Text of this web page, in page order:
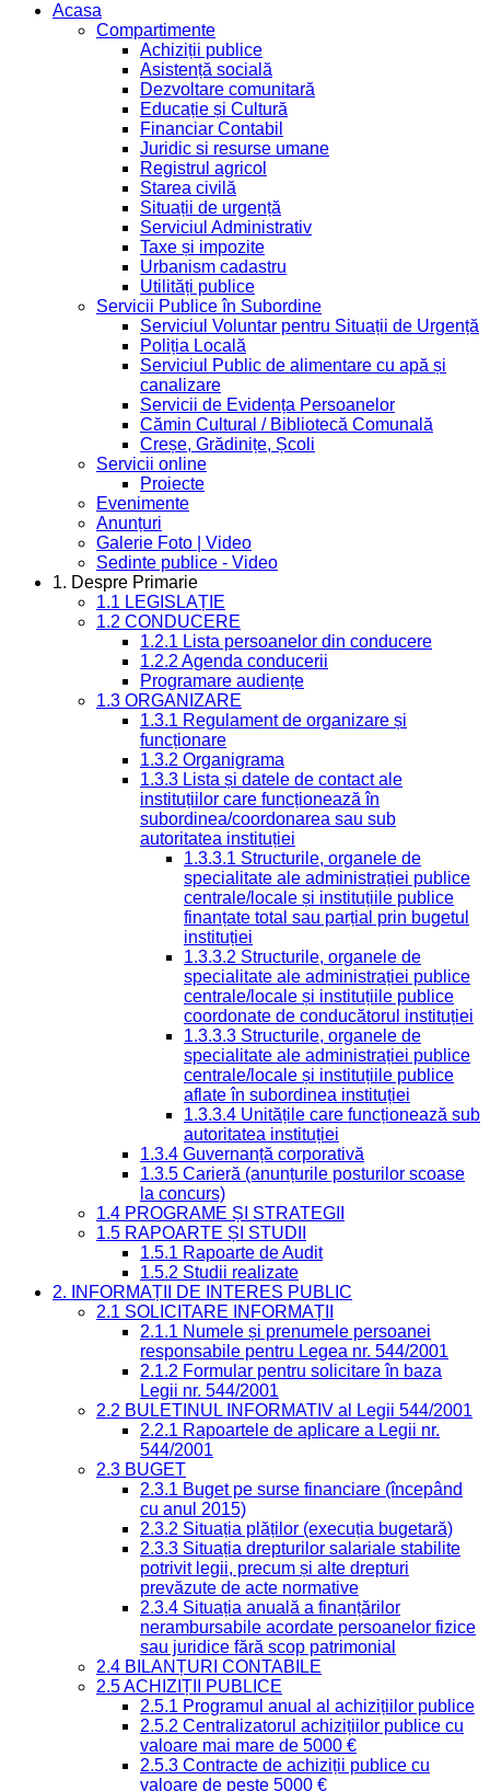
Acasa
Compartimente
Achiziții publice
Asistență socială
Dezvoltare comunitară
Educație și Cultură
Financiar Contabil
Juridic si resurse umane
Registrul agricol
Starea civilă
Situații de urgență
Serviciul Administrativ
Taxe și impozite
Urbanism cadastru
Utilități publice
Servicii Publice în Subordine
Serviciul Voluntar pentru Situații de Urgență
Poliția Locală
Serviciul Public de alimentare cu apă și
canalizare
Servicii de Evidența Persoanelor
Cămin Cultural / Bibliotecă Comunală
Creșe, Grădinițe, Școli
Servicii online
Proiecte
Evenimente
Anunțuri
Galerie Foto | Video
Sedinte publice - Video
1. Despre Primarie
1.1 LEGISLAȚIE
1.2 CONDUCERE
1.2.1 Lista persoanelor din conducere
1.2.2 Agenda conducerii
Programare audiențe
1.3 ORGANIZARE
1.3.1 Regulament de organizare și
funcționare
1.3.2 Organigrama
1.3.3 Lista și datele de contact ale
instituțiilor care funcționează în
subordinea/coordonarea sau sub
autoritatea instituției
1.3.3.1 Structurile, organele de
specialitate ale administrației publice
centrale/locale și instituțiile publice
finanțate total sau parțial prin bugetul
instituției
1.3.3.2 Structurile, organele de
specialitate ale administrației publice
centrale/locale și instituțiile publice
coordonate de conducătorul instituției
1.3.3.3 Structurile, organele de
specialitate ale administrației publice
centrale/locale și instituțiile publice
aflate în subordinea instituției
1.3.3.4 Unitățile care funcționează sub
autoritatea instituției
1.3.4 Guvernanță corporativă
1.3.5 Carieră (anunțurile posturilor scoase
la concurs)
1.4 PROGRAME ȘI STRATEGII
1.5 RAPOARTE ȘI STUDII
1.5.1 Rapoarte de Audit
1.5.2 Studii realizate
2. INFORMAȚII DE INTERES PUBLIC
2.1 SOLICITARE INFORMAȚII
2.1.1 Numele și prenumele persoanei
responsabile pentru Legea nr. 544/2001
2.1.2 Formular pentru solicitare în baza
Legii nr. 544/2001
2.2 BULETINUL INFORMATIV al Legii 544/2001
2.2.1 Rapoartele de aplicare a Legii nr.
544/2001
2.3 BUGET
2.3.1 Buget pe surse financiare (începând
cu anul 2015)
2.3.2 Situația plăților (execuția bugetară)
2.3.3 Situația drepturilor salariale stabilite
potrivit legii, precum și alte drepturi
prevăzute de acte normative
2.3.4 Situația anuală a finanțărilor
nerambursabile acordate persoanelor fizice
sau juridice fără scop patrimonial
2.4 BILANȚURI CONTABILE
2.5 ACHIZIȚII PUBLICE
2.5.1 Programul anual al achizițiilor publice
2.5.2 Centralizatorul achizițiilor publice cu
valoare mai mare de 5000 €
2.5.3 Contracte de achiziții publice cu
valoare de peste 5000 €